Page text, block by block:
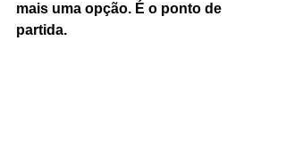
mais uma opção. É o ponto de
partida.